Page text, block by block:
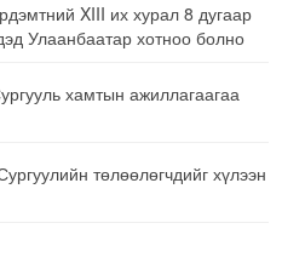
XIII их хурал 8 дугаар
Улаанбаатар хотноо болно
хамтын ажиллагаагаа
төлөөлөгчдийг хүлээн